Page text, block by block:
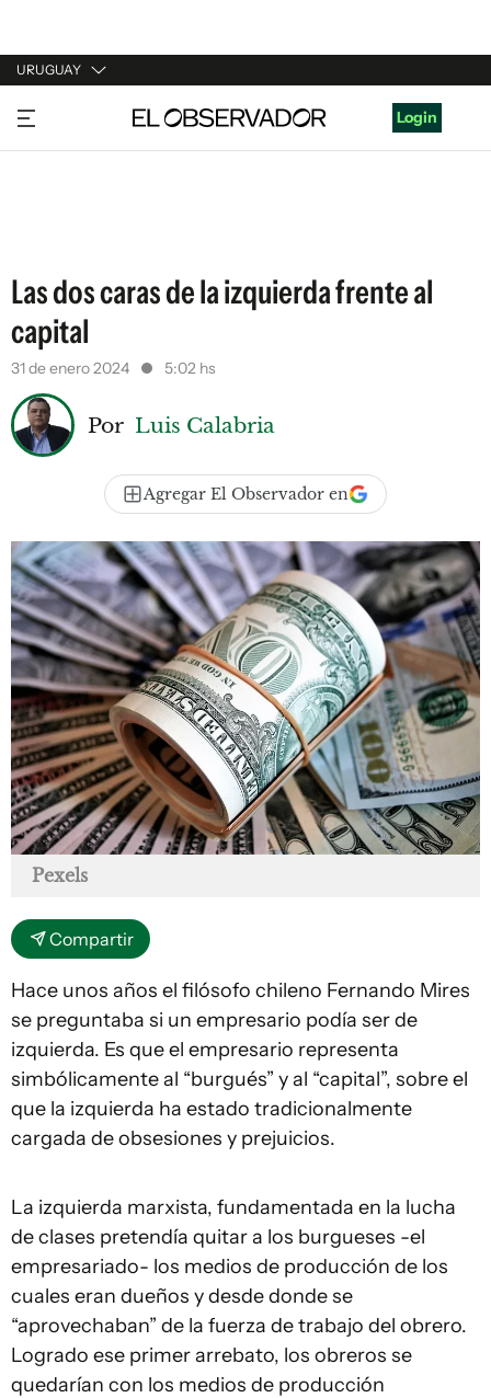
URUGUAY
URUGUAY
ARGENTINA
Login
Las dos caras de la izquierda frente al
capital
31 de enero 2024 5:02 hs
Por Luis Calabria
Agregar El Observador en
Pexels
Compartir
Hace unos años el filósofo chileno Fernando Mires
se preguntaba si un empresario podía ser de
izquierda. Es que el empresario representa
simbólicamente al “burgués” y al “capital”, sobre el
que la izquierda ha estado tradicionalmente
cargada de obsesiones y prejuicios.
La izquierda marxista, fundamentada en la lucha
de clases pretendía quitar a los burgueses -el
empresariado- los medios de producción de los
cuales eran dueños y desde donde se
“aprovechaban” de la fuerza de trabajo del obrero.
Logrado ese primer arrebato, los obreros se
quedarían con los medios de producción